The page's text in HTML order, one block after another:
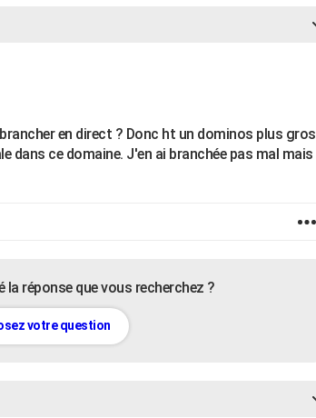
en direct ? Donc ht un dominos plus gros
dans ce domaine. J'en ai branchée pas mal mais
la réponse que vous recherchez ?
votre question